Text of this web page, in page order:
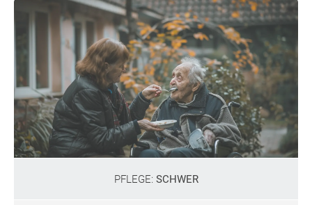
PFLEGE: SCHWER